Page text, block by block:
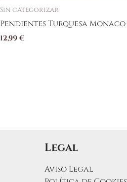
Sin categorizar
Pendientes Turquesa Monaco
12,99€
Legal
Aviso Legal